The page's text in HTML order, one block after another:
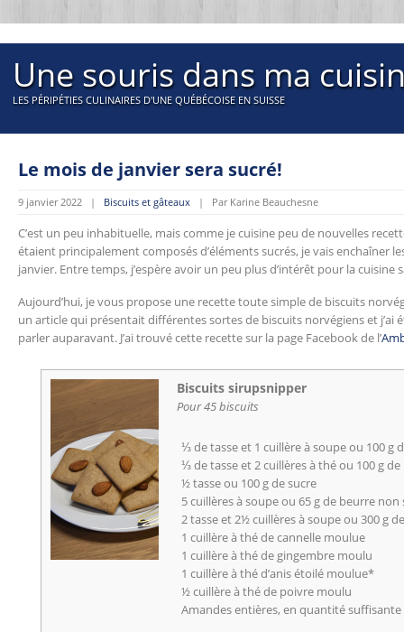
Une souris dans ma
LES PÉRIPÉTIES CULINAIRES D'UNE QUÉBÉCOISE EN SUISSE
Le mois de janvier sera sucré!
9 janvier 2022 | Biscuits et gâteaux | Par Karine Beauchesne
C’est un peu inhabituelle, mais comme je cuisine peu de nouvelles
étaient principalement composés d’éléments sucrés, je vais enchaîner
janvier. Entre temps, j’espère avoir un peu plus d’intérêt pour la cuisine
Aujourd’hui, je vous propose une recette toute simple de biscuits
un article qui présentait différentes sortes de biscuits norvégiens et j’ai
parler auparavant. J’ai trouvé cette recette sur la page Facebook de l’
Biscuits sirupsnipper
Pour 45 biscuits
⅓ de tasse et 1 cuillère à soupe ou 100 g
⅓ de tasse et 2 cuillères à thé ou 100 g de
½ tasse ou 100 g de sucre
5 cuillères à soupe ou 65 g de beurre non
2 tasse et 2½ cuillères à soupe ou 300 g
1 cuillère à thé de cannelle moulue
1 cuillère à thé de gingembre moulu
1 cuillère à thé d’anis étoilé moulue*
½ cuillère à thé de poivre moulu
Amandes entières, en quantité suffisante